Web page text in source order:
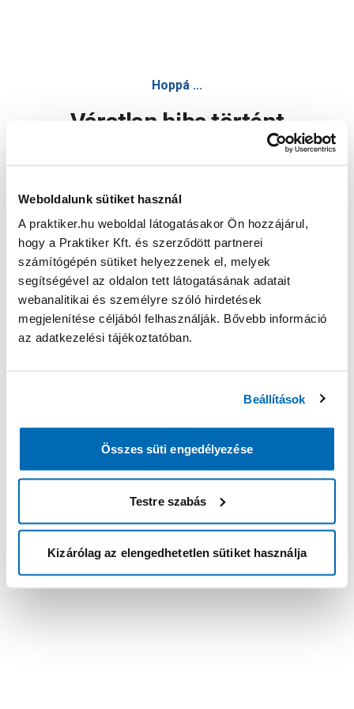
Weboldalunk sütiket használ
A praktiker.hu weboldal látogatásakor Ön hozzájárul,
hogy a Praktiker Kft. és szerződött partnerei
számítógépén sütiket helyezzenek el, melyek
segítségével az oldalon tett látogatásának adatait
webanalitikai és személyre szóló hirdetések
megjelenítése céljából felhasználják. Bővebb információ
az adatkezelési tájékoztatóban.
Beállítások
Összes süti engedélyezése
Testre szabás
Kizárólag az elengedhetetlen sütiket használja
Hoppá ...
Váratlan hiba történt
Oldal újratöltése